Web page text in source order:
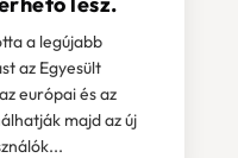
a legújabb
az Egyesült
európai és az
majd az új